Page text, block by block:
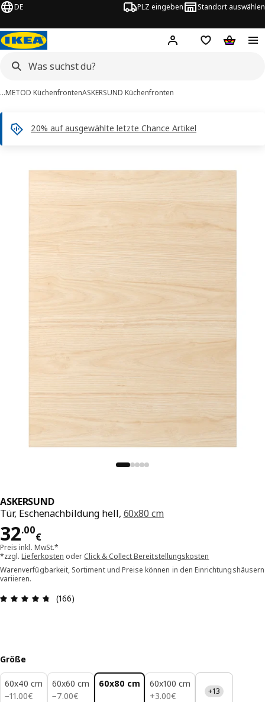
DE PLZ eingeben Standort auswählen
Hej! Hier einloggen
Merkzettel
…METOD KüchenfrontenASKERSUND Küchenfronten
20% auf ausgewählte letzte Chance Artikel
-Bilder
ASKERSUND
Tür, Eschenachbildung hell, 60x80 cm
32.00
€
Preis 32.00€
Preis inkl. MwSt.*
*zzgl.Lieferkosten oder Click & Collect Bereitstellungskosten
Warenverfügbarkeit, Sortiment und Preise können in den Einrichtungshäusern
variieren.
Bewertung: 4.7 von 5 Sterne Alle Bewertungen:
(166)
Größe
60x40 cm
−11.00€
11.00€
60x60 cm
−7.00€
7.00€
60x80 cm
60x100 cm
+3.00€
3.00€ +13